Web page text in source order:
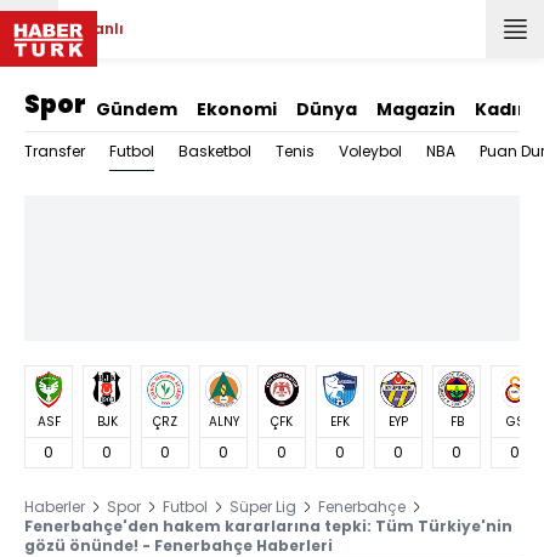
Canlı
Spor Gündem Ekonomi Dünya Magazin Kadın
Transfer Futbol Basketbol Tenis Voleybol NBA Puan
ASF
0
BJK
0
ÇRZ
0
ALNY
0
ÇFK
0
EFK
0
EYP
0
FB
0
GS
0
Haberler Spor Futbol Süper Lig
Fenerbahçe
Fenerbahçe'den hakem kararlarına tepki: Tüm Türkiye'nin
gözü önünde! - Fenerbahçe Haberleri